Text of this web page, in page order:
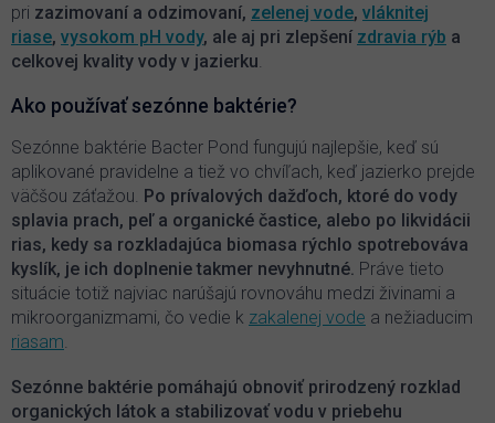
pri zazimovaní a odzimovaní, zelenej vode, vláknitej
riase, vysokom pH vody, ale aj pri zlepšení zdravia rýb a
celkovej kvality vody v jazierku.
Ako používať sezónne baktérie?
Sezónne baktérie Bacter Pond fungujú najlepšie, keď sú
aplikované pravidelne a tiež vo chvíľach, keď jazierko prejde
väčšou záťažou. Po prívalových dažďoch, ktoré do vody
splavia prach, peľ a organické častice, alebo po likvidácii
rias, kedy sa rozkladajúca biomasa rýchlo spotrebováva
kyslík, je ich doplnenie takmer nevyhnutné. Práve tieto
situácie totiž najviac narúšajú rovnováhu medzi živinami a
mikroorganizmami, čo vedie k zakalenej vode a nežiaducim
riasam.
Sezónne baktérie pomáhajú obnoviť prirodzený rozklad
organických látok a stabilizovať vodu v priebehu